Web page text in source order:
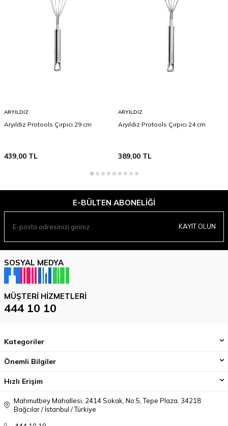
ARYILDIZ
Aryıldız Protools Çırpıcı 29 cm
439,00 TL
ARYILDIZ
Aryıldız Protools Çırpıcı 24 cm
389,00TL
E-BÜLTEN ABONELIĞI
KAYIT OLUN
SOSYAL MEDYA
MÜŞTERI HIZMETLERI
444 10 10
Kategoriler
Önemli Bilgiler
Hızlı Erişim
Mahmutbey Mahallesi, 2414 Sokak, No:5, Tepe Plaza, 34218
Bağcılar / İstanbul / Türkiye